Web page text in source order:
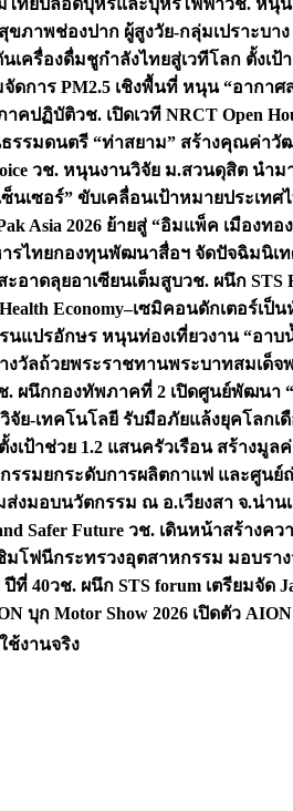
มไทยปลอดบุหรี่และบุหรี่ไฟฟ้าวช. หนุน
ภาพช่องปาก ผู้สูงวัย-กลุ่มเปราะบา
เครื่องดื่มชูกำลังไทยสู่เวทีโลก ตั้งเป้
ดการ PM2.5 เชิงพื้นที่ หนุน “อาก
าคปฏิบัติวช. เปิดเวที NRCT Open
รรมดนตรี “ท่าสยาม” สร้างคุณค่า
วช. หนุนงานวิจัย ม.สวนดุสิต นำม
เซอร์” ขับเคลื่อนเป้าหมายประเท
Asia 2026 ย้ายสู่ “อิมแพ็ค เมือง
รไทยกองทุนพัฒนาสื่อฯ จัดปัจฉิมนิเท
อาดลุยอาเซียนเต็มสูบวช. ผนึก STS
Economy–เซมิคอนดักเตอร์เป็
แปรอักษร หนุนท่องเที่ยวงาน “อาบ
วัลถ้วยพระราชทานพระบาทสมเด็จ
. ผนึกกองทัพภาคที่ 2 เปิดศูนย์พัฒนา
จัย-เทคโนโลยี รับมือภัยแล้งยุคโลกเ
ป้าช่วย 1.2 แสนครัวเรือน สร้างมูล
รรมยกระดับการผลิตกาแฟ และศูน
งมอบนวัตกรรม ณ อ.เวียงสา จ.น่าน
Safer Future วช. เดินหน้าสร้างค
มโฟนีกระทรวงอุตสาหกรรม มอบรา
ที่ 40วช. ผนึก STS forum เตรียมจัด
บุก Motor Show 2026 เปิดตัว
ช้งานจริง